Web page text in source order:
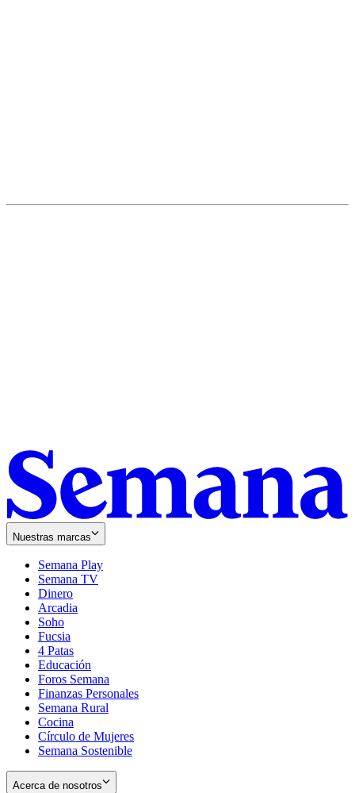
Nuestras marcas
Semana Play
Semana TV
Dinero
Arcadia
Soho
in
new
window
Fucsia
in
new
window
4 Patas
Educación
Foros Semana
Finanzas Personales
Semana Rural
Cocina
Círculo de Mujeres
Semana Sostenible
Acerca de nosotros